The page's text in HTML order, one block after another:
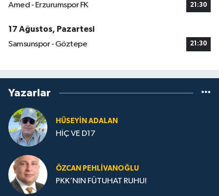
Amed - Erzurumspor FK 21:30
17 Ağustos, Pazartesi
Samsunspor - Göztepe
21:30
Yazarlar
HÜSEYIN ADALAN
HİÇ VE D17
ÖZCAN PEHLIVANOĞLU
PKK’NIN FÜTUHAT RUHU!